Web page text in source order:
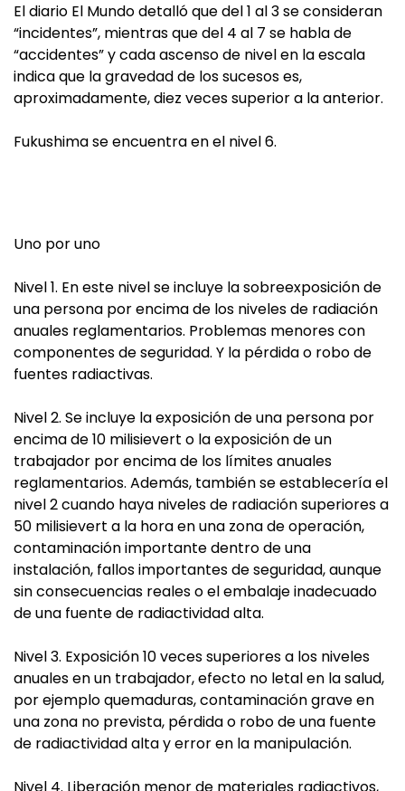
El diario El Mundo detalló que del 1 al 3 se consideran
“incidentes”, mientras que del 4 al 7 se habla de
“accidentes” y cada ascenso de nivel en la escala
indica que la gravedad de los sucesos es,
aproximadamente, diez veces superior a la anterior.
Fukushima se encuentra en el nivel 6.
Uno por uno
Nivel 1. En este nivel se incluye la sobreexposición de
una persona por encima de los niveles de radiación
anuales reglamentarios. Problemas menores con
componentes de seguridad. Y la pérdida o robo de
fuentes radiactivas.
Nivel 2. Se incluye la exposición de una persona por
encima de 10 milisievert o la exposición de un
trabajador por encima de los límites anuales
reglamentarios. Además, también se establecería el
nivel 2 cuando haya niveles de radiación superiores a
50 milisievert a la hora en una zona de operación,
contaminación importante dentro de una
instalación, fallos importantes de seguridad, aunque
sin consecuencias reales o el embalaje inadecuado
de una fuente de radiactividad alta.
Nivel 3. Exposición 10 veces superiores a los niveles
anuales en un trabajador, efecto no letal en la salud,
por ejemplo quemaduras, contaminación grave en
una zona no prevista, pérdida o robo de una fuente
de radiactividad alta y error en la manipulación.